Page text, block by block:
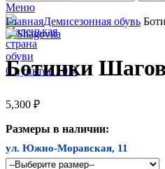
Меню
0пунктов / 0 ₽
Увеличить
ГлавнаяДемисезонная обувь
Ботинки
5,300 ₽
Размеры в наличии:
ул. Южно-Моравская, 11